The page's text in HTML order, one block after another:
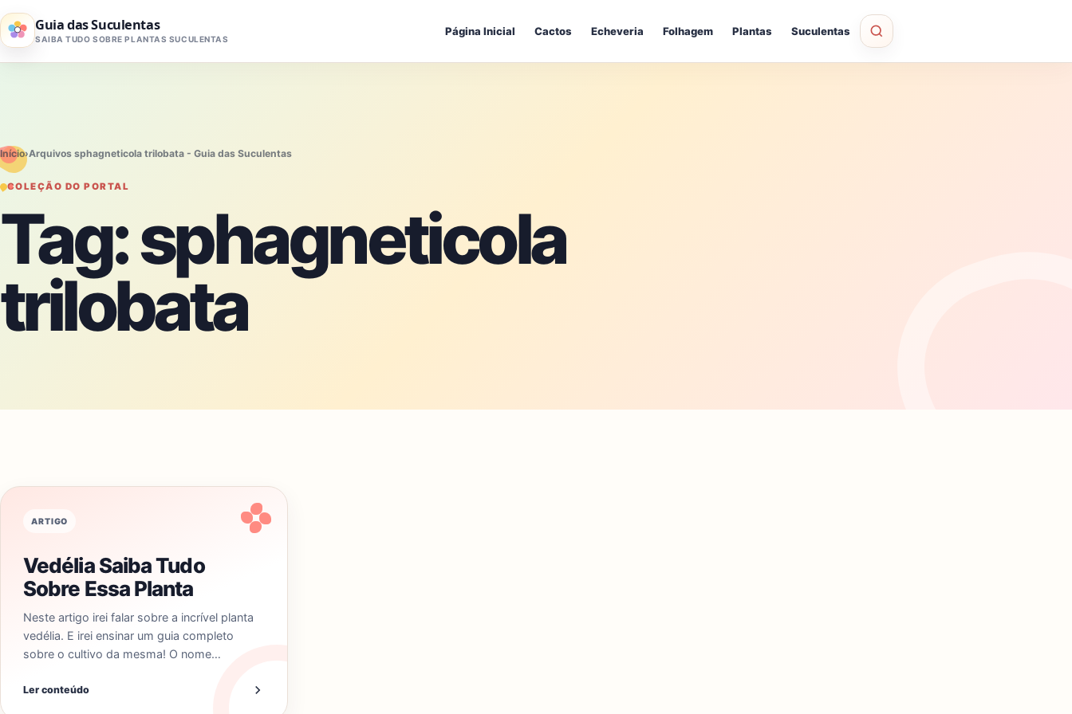
Pular para o conteúdo
Guia das Suculentas
SAIBA TUDO SOBRE PLANTAS SUCULENTAS
Página Inicial Cactos Echeveria Folhagem Plantas Suculentas
Início›Arquivos sphagneticola trilobata - Guia das Suculentas
COLEÇÃO DO PORTAL
Tag:sphagneticola
trilobata
ARTIGO
Vedélia Saiba Tudo
Sobre Essa Planta
Neste artigo irei falar sobre a incrível planta
vedélia. E irei ensinar um guia completo
sobre o cultivo da mesma! O nome…
Ler conteúdo